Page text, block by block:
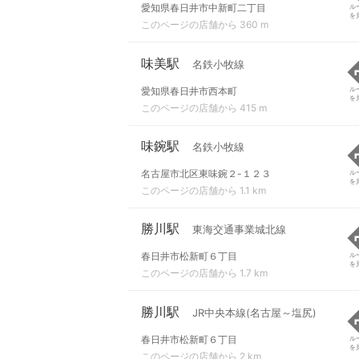
愛知県春日井市中新町二丁目
このページの店舗から 360 m
ル
を
味美駅 名鉄小牧線
愛知県春日井市西本町
このページの店舗から 415 m
ル
を
味鋺駅 名鉄小牧線
名古屋市北区東味鋺２-１２３
このページの店舗から 1.1 km
ル
を
勝川駅 東海交通事業城北線
春日井市松新町６丁目
このページの店舗から 1.7 km
ル
を
勝川駅 JR中央本線(名古屋～塩尻)
春日井市松新町６丁目
このページの店舗から 2 km
ル
を